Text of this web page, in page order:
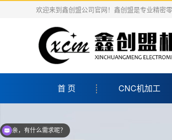
欢迎来到鑫创盟公司官网！鑫创盟是专业精密零
首 页 CNC机加工
当前客服在线